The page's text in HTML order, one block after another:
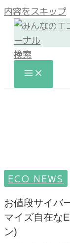
内容をスキップ
検索
ECO NEWS
お値段サイバ
マイズ自在な
ン)